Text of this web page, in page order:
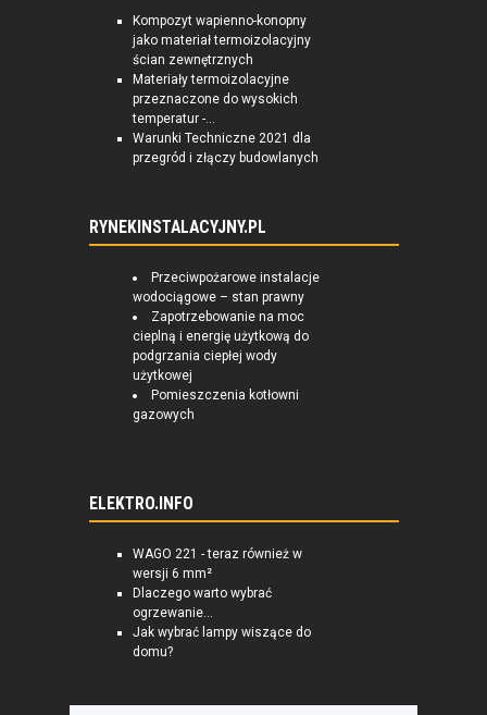
Kompozyt wapienno-konopny
jako materiał termoizolacyjny
ścian zewnętrznych
Materiały termoizolacyjne
przeznaczone do wysokich
temperatur -...
Warunki Techniczne 2021 dla
przegród i złączy budowlanych
RYNEKINSTALACYJNY.PL
Przeciwpożarowe instalacje
wodociągowe – stan prawny
Zapotrzebowanie na moc
cieplną i energię użytkową do
podgrzania ciepłej wody
użytkowej
Pomieszczenia kotłowni
gazowych
ELEKTRO.INFO
WAGO 221 - teraz również w
wersji 6 mm²
Dlaczego warto wybrać
ogrzewanie...
Jak wybrać lampy wiszące do
domu?